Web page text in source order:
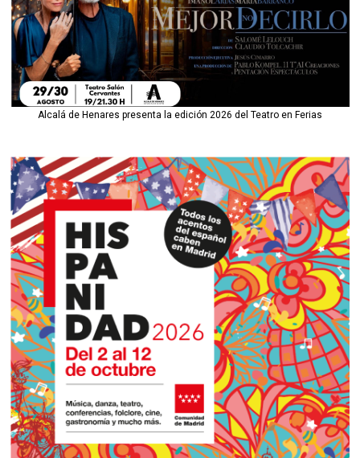
Alcalá de Henares presenta la edición 2026 del Teatro en Ferias